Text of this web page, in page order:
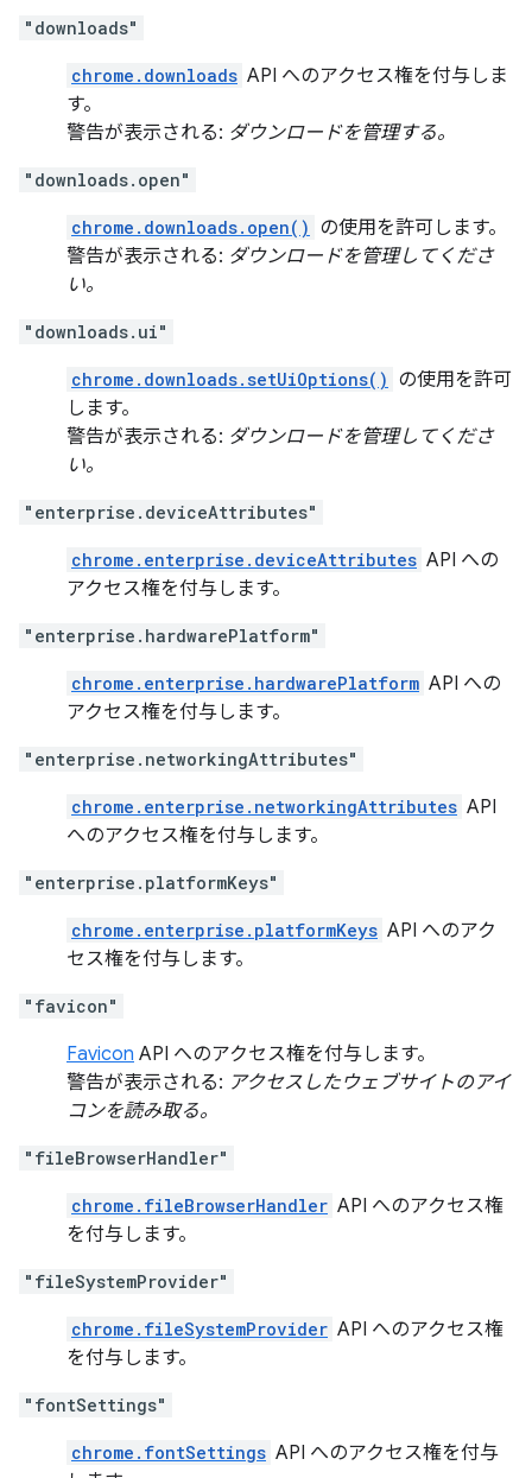
"downloads"
chrome.downloads API へのアクセス権を付与しま
す。
警告が表示される: ダウンロードを管理する。
"downloads.open"
chrome.downloads.open() の使用を許可します。
警告が表示される: ダウンロードを管理してくださ
い。
"downloads.ui"
chrome.downloads.setUiOptions() の使用を許可
します。
警告が表示される: ダウンロードを管理してくださ
い。
"enterprise.deviceAttributes"
chrome.enterprise.deviceAttributes API への
アクセス権を付与します。
"enterprise.hardwarePlatform"
chrome.enterprise.hardwarePlatform API への
アクセス権を付与します。
"enterprise.networkingAttributes"
chrome.enterprise.networkingAttributes API
へのアクセス権を付与します。
"enterprise.platformKeys"
chrome.enterprise.platformKeys API へのアク
セス権を付与します。
"favicon"
Favicon API へのアクセス権を付与します。
警告が表示される: アクセスしたウェブサイトのアイ
コンを読み取る。
"fileBrowserHandler"
chrome.fileBrowserHandler API へのアクセス権
を付与します。
"fileSystemProvider"
chrome.fileSystemProvider API へのアクセス権
を付与します。
"fontSettings"
chrome.fontSettings API へのアクセス権を付与